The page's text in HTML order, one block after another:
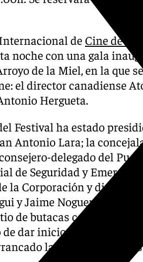
de Cine de
noche con una gala
de la Miel, en la que
el director canadiense
Hergueta.
Festival ha estado
Antonio Lara; la
delegado del
de Seguridad y
la Corporación y
y Jaime Noguera. Poco
de butacas completo de
de dar inicio a una
las risas y